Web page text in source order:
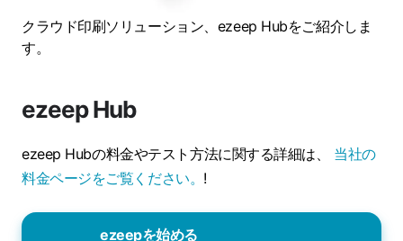
クラウド印刷ソリューション、ezeep Hubをご紹介しま
す。
ezeep Hub
ezeep Hubの料金やテスト方法に関する詳細は、 当社の
料金ページをご覧ください。 !
ezeepを始める